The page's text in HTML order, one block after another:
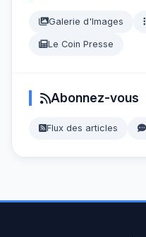
Galerie d'Images
Le Coin Presse
Abonnez-vous
Flux des articles